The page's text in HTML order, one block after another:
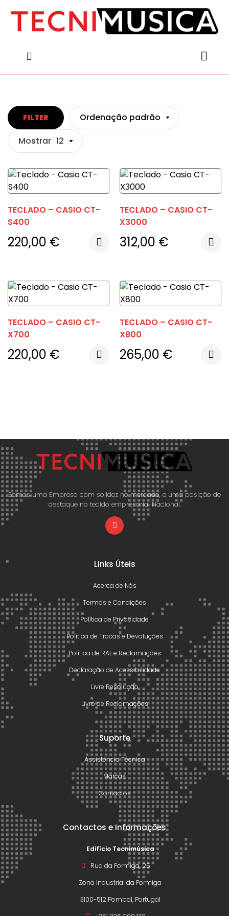
FILTER
Ordenação padrão
Mostrar 12
TECLADO – CASIO CT-
S400
220,00 €
TECLADO – CASIO CT-
X3000
312,00 €
TECLADO – CASIO CT-
X700
220,00 €
TECLADO – CASIO CT-
X800
265,00 €
Somos uma Empresa com solidez no mercado, e uma posição de
destaque no tecido empresarial Nacional.
Links Úteis
Acerca de Nós
Termos e Condições
Política de Privacidade
Política de Trocas e Devoluções
Política de RAL e Reclamações
Declaração de Acessibilidade
Livre Resolução
Livro de Reclamações
Suporte
Assistência Técnica
Marcas
Contactos
Contactos e Informações
Edifício Tecnimúsica
Rua da Formiga, 25
Zona Industrial da Formiga
3100-512 Pombal, Portugal